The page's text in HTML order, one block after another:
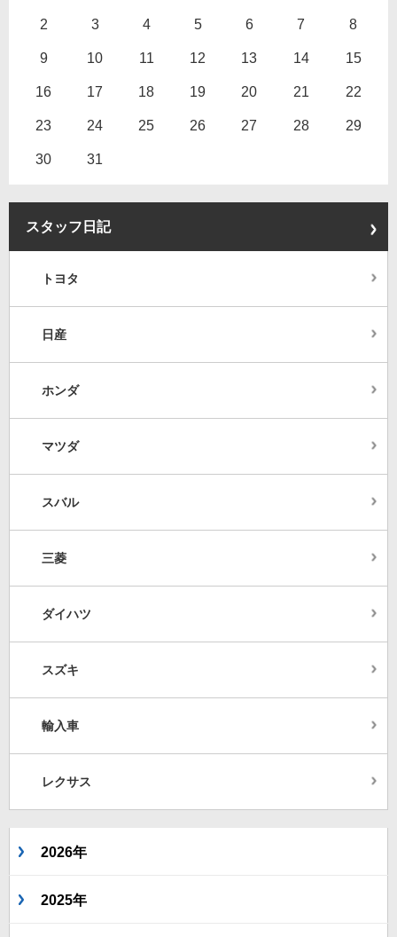
2 3 4 5 6 7 8
9 10 11 12 13 14 15
16 17 18 19 20 21 22
23 24 25 26 27 28 29
30 31
スタッフ日記
トヨタ
日産
ホンダ
マツダ
スバル
三菱
ダイハツ
スズキ
輸入車
レクサス
2026年
2025年